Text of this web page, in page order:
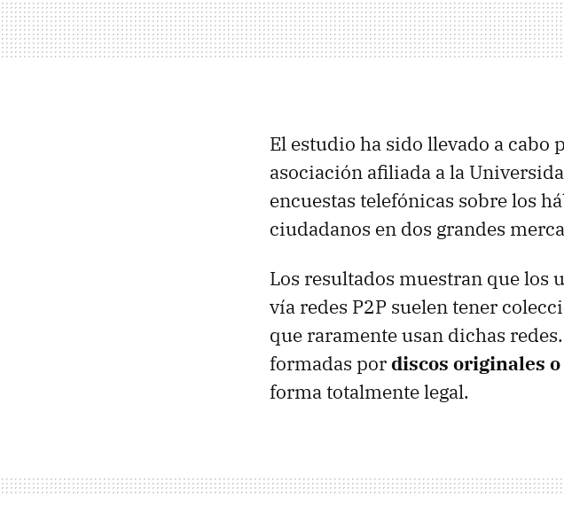
El estudio ha sido llevado a cabo
asociación afiliada a la
encuestas telefónicas sobre los
ciudadanos en dos grandes
Los resultados muestran que los
vía redes P2P suelen tener
que raramente usan dichas
formadas pordiscos originales
forma totalmente legal.